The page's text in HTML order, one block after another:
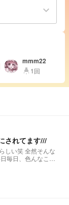
keyboard_arrow_down
mmm22
highlight 1回
されてます///
しい笑 全然そんな
毎日、色んなこと